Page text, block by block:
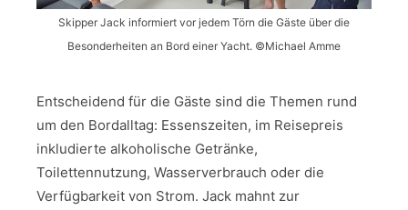
Skipper Jack informiert vor jedem Törn die Gäste über die
Besonderheiten an Bord einer Yacht. ©Michael Amme
Entscheidend für die Gäste sind die Themen rund
um den Bordalltag: Essenszeiten, im Reisepreis
inkludierte alkoholische Getränke,
Toilettennutzung, Wasserverbrauch oder die
Verfügbarkeit von Strom. Jack mahnt zur